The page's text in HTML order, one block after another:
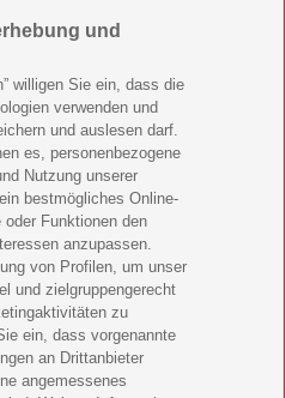
verschenken
verschenken
verschenken
und
willigen Sie ein, dass die
verwenden und
und auslesen darf.
es, personenbezogene
Nutzung unserer
bestmögliches Online-
Funktionen den
anzupassen.
von Profilen, um unser
und zielgruppengerecht
zu
ein, dass vorgenannte
an Drittanbieter
angemessenes